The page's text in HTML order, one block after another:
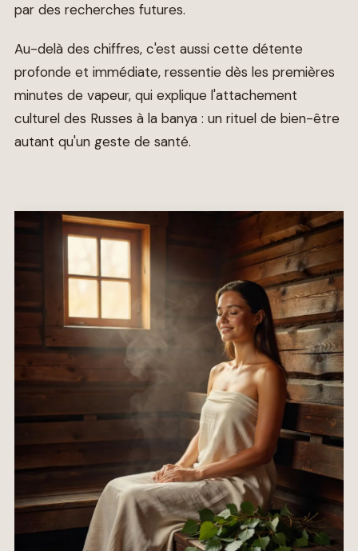
par des recherches futures.
Au-delà des chiffres, c'est aussi cette détente
profonde et immédiate, ressentie dès les premières
minutes de vapeur, qui explique l'attachement
culturel des Russes à la banya : un rituel de bien-être
autant qu'un geste de santé.